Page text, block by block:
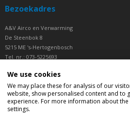
Bezoekadres
A&V Airco en Verwarming
De Steenbok 8
5215 ME 's-Hertogenbosch
Tel. nr.: 073-5225693
Openingstijden
Ma t/m Vrij van 07.30 tot 16.30 uur
We use cookies
We may place these for analysis of our
website, show personalised content and to
experience. For more information about
settings.